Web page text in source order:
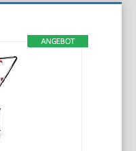
ANGEBOT